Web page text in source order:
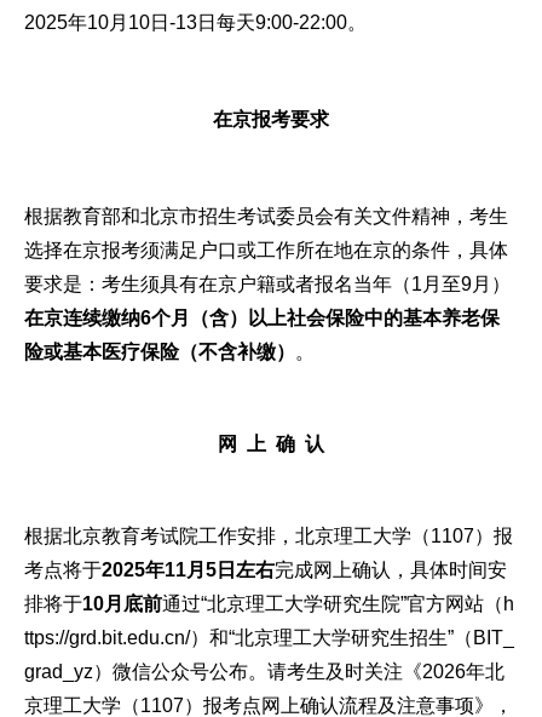
2025年10月10日-13日每天9:00-22:00。
在京报考要求
根据教育部和北京市招生考试委员会有关文件精神，考生
选择在京报考须满足户口或工作所在地在京的条件，具体
要求是：考生须具有在京户籍或者报名当年（1月至9月）
在京连续缴纳6个月（含）以上社会保险中的基本养老保
险或基本医疗保险（不含补缴）
。
网 上 确 认
根据北京教育考试院工作安排，北京理工大学（1107）报
考点将于2025年11月5日左右完成网上确认，具体时间安
排将于10月底前通过“北京理工大学研究生院”官方网站（h
ttps://grd.bit.edu.cn/）和“北京理工大学研究生招生”（BIT_
grad_yz）微信公众号公布。请考生及时关注《2026年北
京理工大学（1107）报考点网上确认流程及注意事项》，